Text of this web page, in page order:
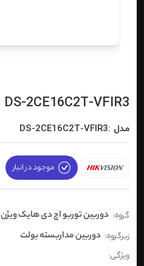
DS-2CE16C2T-VFIR3
مدل :DS-2CE16C2T-VFIR3
موجود در انبار
گروه: دوربین توربو اچ دی هایک ویژن Turbo HD
زیرگروه: دوربین مداربسته بولت
ویژگی: